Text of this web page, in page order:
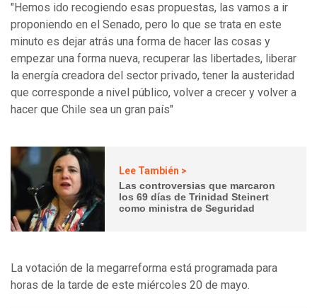
"Hemos ido recogiendo esas propuestas, las vamos a ir
proponiendo en el Senado, pero lo que se trata en este
minuto es dejar atrás una forma de hacer las cosas y
empezar una forma nueva, recuperar las libertades, liberar
la energía creadora del sector privado, tener la austeridad
que corresponde a nivel público, volver a crecer y volver a
hacer que Chile sea un gran país"
Lee También >
Las controversias que marcaron
los 69 días de Trinidad Steinert
como ministra de Seguridad
La votación de la megarreforma está programada para
horas de la tarde de este miércoles 20 de mayo.